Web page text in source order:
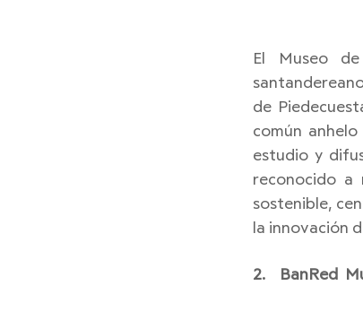
El Museo
de
común
estudio y
reconocido a
sostenible,
la innovación
2.    BanRed